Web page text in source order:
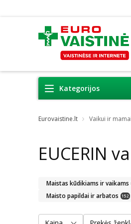
Kategorijos
Eurovaistine.lt Vaikui ir mamai
EUCERIN
Maistas kūdikiams ir vaikams
Maisto papildai ir arbatos 152